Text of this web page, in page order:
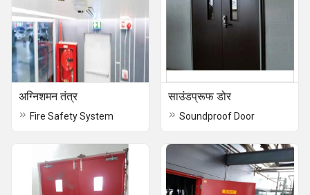
अग्निशमन तंत्र
Fire Safety System
साउंडप्रूफ डोर
Soundproof Door